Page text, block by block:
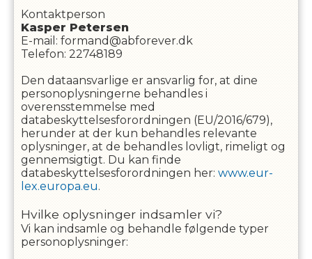
Kontaktperson
Kasper Petersen
E-mail : formand@abforever.dk
Telefon: 22748189
Den dataansvarlige er ansvarlig for, at dine
personoplysningerne behandles i
overensstemmelse med
databeskyttelsesforordningen (EU/2016/679),
herunder at der kun behandles relevante
oplysninger, at de behandles lovligt, rimeligt og
gennemsigtigt. Du kan finde
databeskyttelsesforordningen her: www.eur-
lex.europa.eu.
Hvilke oplysninger indsamler vi?
Vi kan indsamle og behandle følgende typer
personoplysninger: